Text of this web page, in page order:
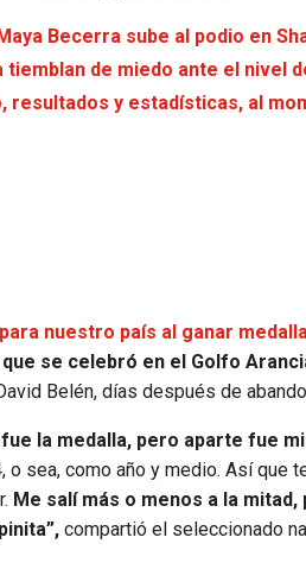
Becerra sube al podio en
tiemblan de miedo ante el nivel
resultados y estadísticas, al
nuestro país al ganar
se celebró en el Golfo
Belén, días después de
la medalla, pero aparte fue
sea, como año y medio. Así que
Me salí más o menos a la
compartió el seleccionado